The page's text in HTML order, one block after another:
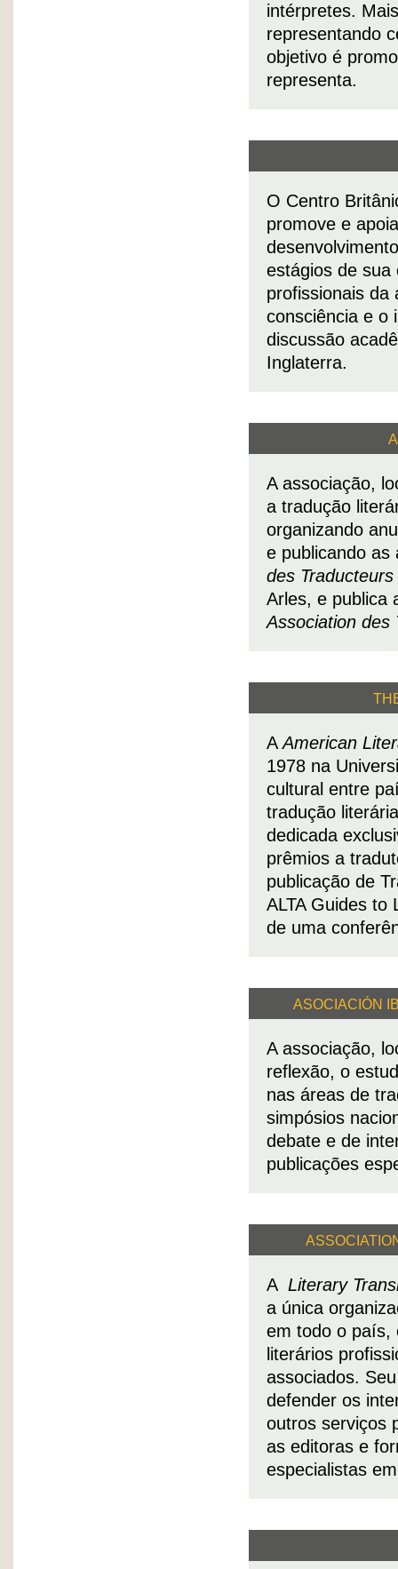
intérpretes.
representando
objetivo é
representa.
O Centro
promove e
estágios de sua
profissionais da
consciência e o
discussão
Inglaterra.
A associação,
a tradução
organizando
e publicando
des
Arles, e publica
Association des
AAmerican
1978 na
cultural entre
tradução
dedicada
prêmios a
publicação de
ALTA Guides to
de uma
ASOCIACIÓN
A associação,
reflexão, o
nas áreas de
simpósios
debate e de
publicações
A Literary
a única
em todo o país,
literários
associados.
defender os
outros serviços
as editoras e
especialistas